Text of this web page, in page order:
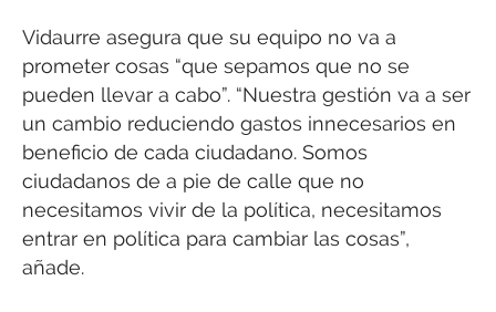
Vidaurre asegura que su equipo no va a
prometer cosas “que sepamos que no se
pueden llevar a cabo”. “Nuestra gestión va a ser
un cambio reduciendo gastos innecesarios en
beneficio de cada ciudadano. Somos
ciudadanos de a pie de calle que no
necesitamos vivir de la política, necesitamos
entrar en política para cambiar las cosas”,
añade.